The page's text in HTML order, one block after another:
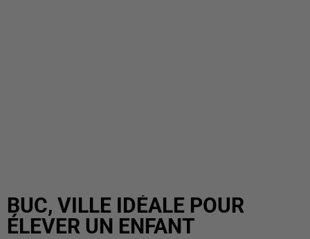
BUC, VILLE IDÉALE POUR
ÉLEVER UN ENFANT